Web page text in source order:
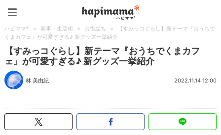
ハピママ* > 家事・生活術 > お役立ち >
【すみっコぐらし】新テーマ『おうちで
くまカフェ』が可愛すぎる♪ 新グッズ一挙紹介
【すみっコぐらし】新テーマ『おうちでくまカフ
ェ』が可愛すぎる♪ 新グッズ一挙紹介
林 美由紀 2022.11.14 12:00